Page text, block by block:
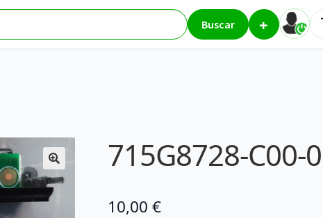
Buscar +
715G8728-C00-000-004Y
715G8728-C00-
10,00 €